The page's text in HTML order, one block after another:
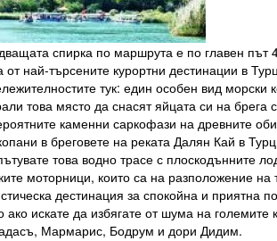
спирка по маршрута е по главен път
от най-търсените курортни дестинации в
тук: един особен вид морски
това място да снасят яйцата си на брега
каменни саркофази на древните
в бреговете на реката Далян Кай в
това водно трасе с плоскодънните
моторници, които са на разположение на
дестинация за спокойна и приятна
ако искате да избягате от шума на големите
Мармарис, Бодрум и дори Дидим.